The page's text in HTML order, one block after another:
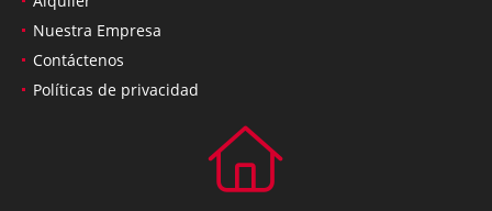
Nuestra Empresa
Contáctenos
Políticas de privacidad